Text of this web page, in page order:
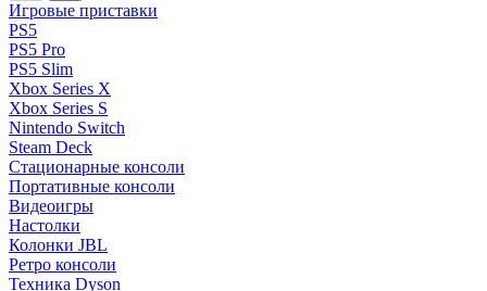
Игровые приставки
PS5
PS5 Pro
PS5 Slim
Xbox Series X
Xbox Series S
Nintendo Switch
Steam Deck
Стационарные консоли
Портативные консоли
Видеоигры
Настолки
Колонки JBL
Ретро консоли
Техника Dyson